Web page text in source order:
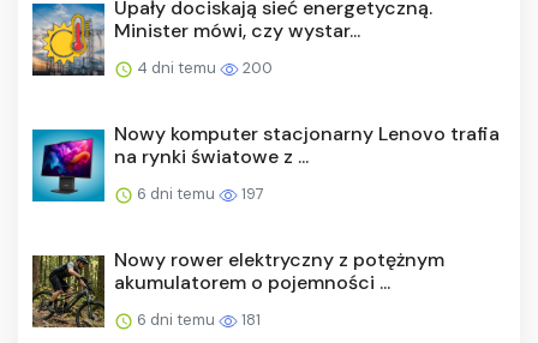
Upały dociskają sieć energetyczną.
Minister mówi, czy wystar...
4 dni temu 200
Nowy komputer stacjonarny Lenovo trafia
na rynki światowe z ...
6 dni temu 197
Nowy rower elektryczny z potężnym
akumulatorem o pojemności ...
6 dni temu 181